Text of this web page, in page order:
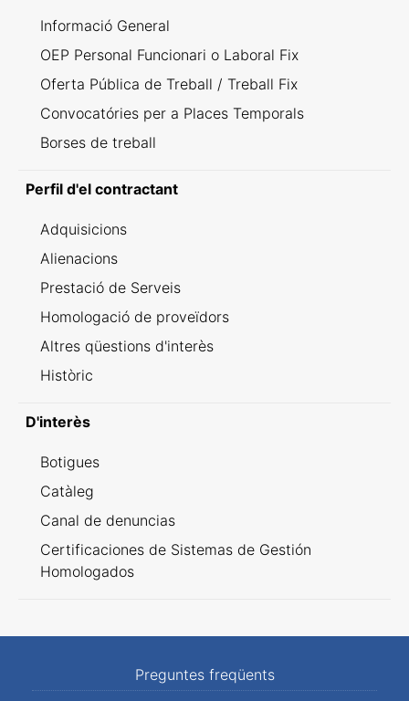
Informació General
OEP Personal Funcionari o Laboral Fix
Oferta Pública de Treball / Treball Fix
Convocatóries per a Places Temporals
Borses de treball
Perfil d'el contractant
Adquisicions
Alienacions
Prestació de Serveis
Homologació de proveïdors
Altres qüestions d'interès
Històric
D'interès
Botigues
Catàleg
Canal de denuncias
Certificaciones de Sistemas de Gestión
Homologados
Preguntes freqüents